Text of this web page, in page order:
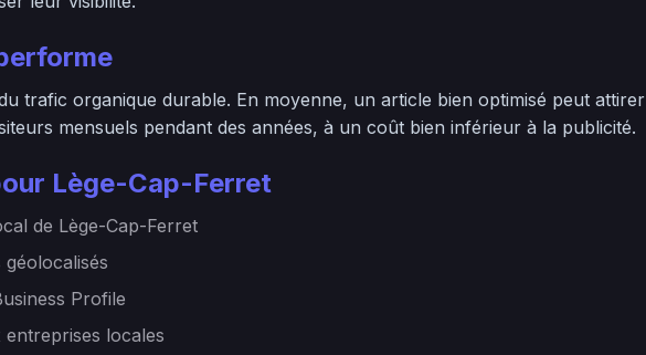
trafic organique durable. En moyenne, un article bien optimisé peut attirer
mensuels pendant des années, à un coût bien inférieur à la publicité.
Lège-Cap-Ferret
de Lège-Cap-Ferret
Profile
entreprises locales